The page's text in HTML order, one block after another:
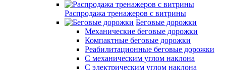
Распродажа тренажеров с витрины
Беговые дорожки
Механические беговые дорожки
Компактные беговые дорожки
Реабилитационные беговые дорожки
С механическим углом наклона
С электрическим углом наклона